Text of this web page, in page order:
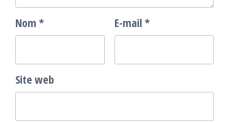
Nom * E-mail *
Site web